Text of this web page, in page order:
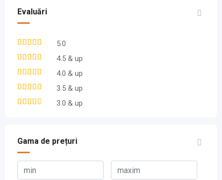
Evaluări
5.0
4.5 & up
4.0 & up
3.5 & up
3.0 & up
Gama de prețuri